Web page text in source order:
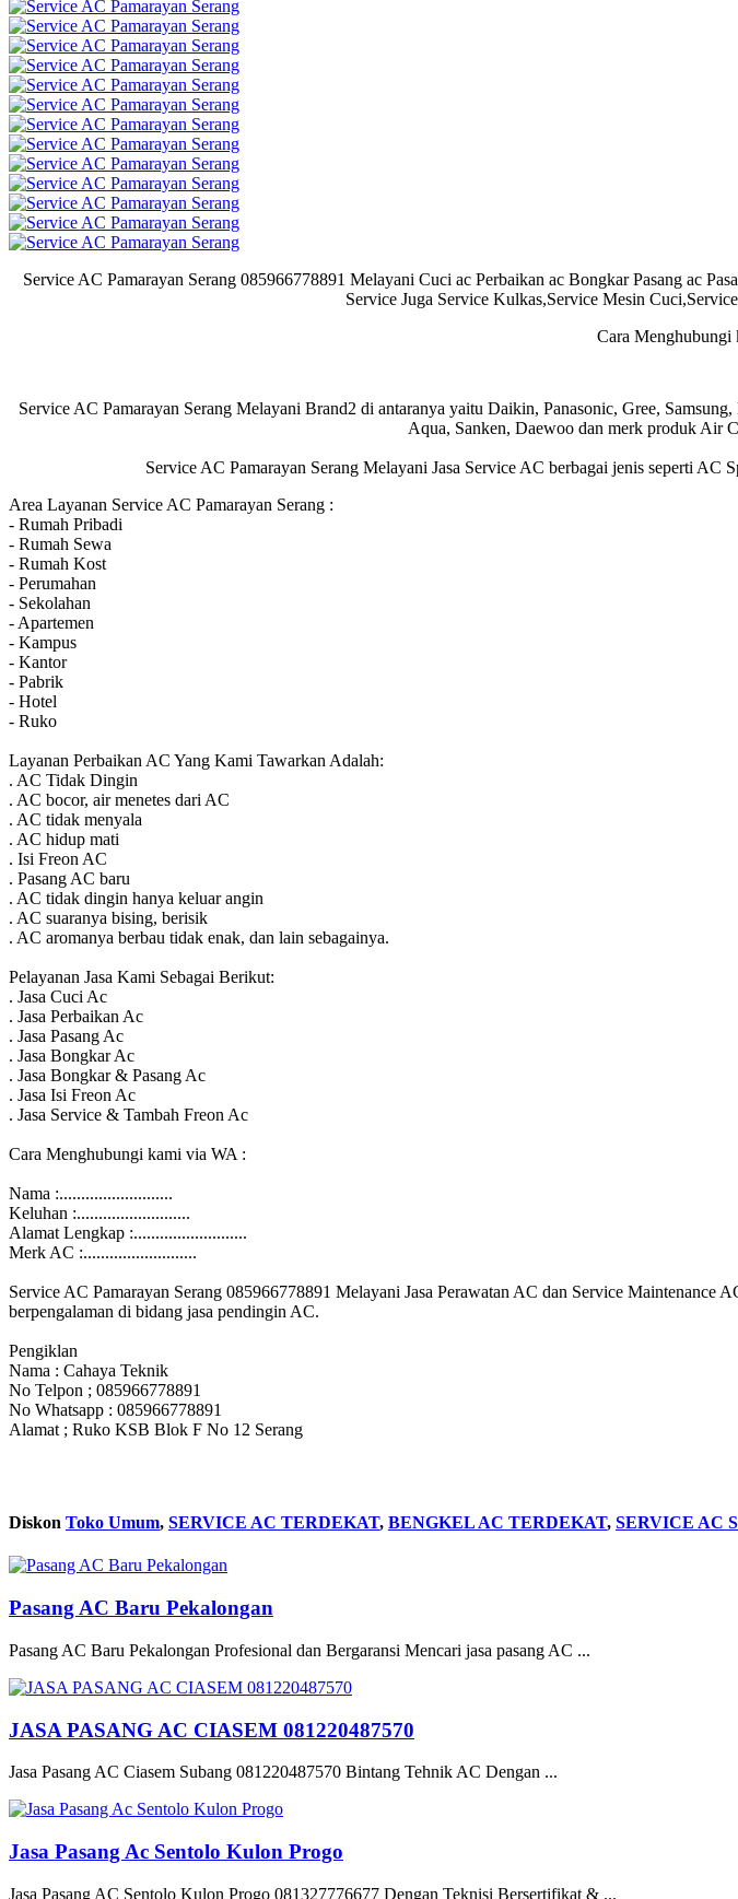
Service AC Pamarayan Serang 085966778891 Melayani Cuci ac Perbaikan ac Bongkar Pasang ac
Service Juga Service Kulkas,Service Mesin
Cara
Service AC Pamarayan Serang Melayani Brand2 di antaranya yaitu Daikin, Panasonic, Gree,
Aqua, Sanken, Daewoo dan merk produk Air
Service AC Pamarayan Serang Melayani Jasa Service AC berbagai jenis seperti
Area Layanan Service AC Pamarayan Serang :
- Rumah Pribadi
- Rumah Sewa
- Rumah Kost
- Perumahan
- Sekolahan
- Apartemen
- Kampus
- Kantor
- Pabrik
- Hotel
- Ruko
Layanan Perbaikan AC Yang Kami Tawarkan Adalah:
. AC Tidak Dingin
. AC bocor, air menetes dari AC
. AC tidak menyala
. AC hidup mati
. Isi Freon AC
. Pasang AC baru
. AC tidak dingin hanya keluar angin
. AC suaranya bising, berisik
. AC aromanya berbau tidak enak, dan lain sebagainya.
Pelayanan Jasa Kami Sebagai Berikut:
. Jasa Cuci Ac
. Jasa Perbaikan Ac
. Jasa Pasang Ac
. Jasa Bongkar Ac
. Jasa Bongkar & Pasang Ac
. Jasa Isi Freon Ac
. Jasa Service & Tambah Freon Ac
Cara Menghubungi kami via WA :
Nama :..........................
Keluhan :..........................
Alamat Lengkap :..........................
Merk AC :..........................
Service AC Pamarayan Serang 085966778891 Melayani Jasa Perawatan AC dan Service Maintenance
berpengalaman di bidang jasa pendingin AC.
Pengiklan
Nama : Cahaya Teknik
No Telpon ; 085966778891
No Whatsapp : 085966778891
Alamat ; Ruko KSB Blok F No 12 Serang
Diskon Toko Umum, SERVICE AC TERDEKAT, BENGKEL AC TERDEKAT, SERVICE AC
Pasang AC Baru Pekalongan
Pasang AC Baru Pekalongan Profesional dan Bergaransi Mencari jasa pasang AC ...
JASA PASANG AC CIASEM 081220487570
Jasa Pasang AC Ciasem Subang 081220487570 Bintang Tehnik AC Dengan ...
Jasa Pasang Ac Sentolo Kulon Progo
Jasa Pasang AC Sentolo Kulon Progo 081327776677 Dengan Teknisi Bersertifikat & ...